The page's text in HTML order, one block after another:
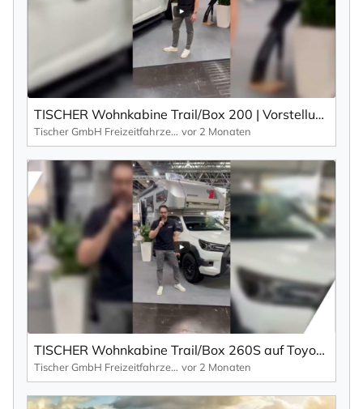
TISCHER Wohnkabine Trail/Box 200 | Vorstellung & Highlights
Tischer GmbH Freizeitfahrzeuge vor 2 Monaten
TISCHER Wohnkabine Trail/Box 260S auf Toyota Hilux | Sonderfarbe Silber
Tischer GmbH Freizeitfahrzeuge vor 2 Monaten